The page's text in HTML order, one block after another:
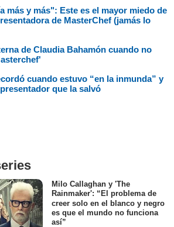
más y más": Este es el mayor miedo de
de MasterChef (jamás lo
de Claudia Bahamón cuando no
cuando estuvo “en la inmunda” y
que la salvó
Milo Callaghan y 'The
Rainmaker': “El problema de
creer solo en el blanco y negro
es que el mundo no funciona
así”